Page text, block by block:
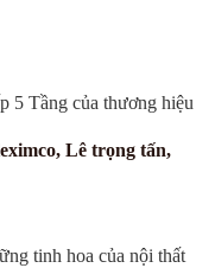
5 Tầng của thương hiệu
Lê trọng tấn,
tinh hoa của nội thất